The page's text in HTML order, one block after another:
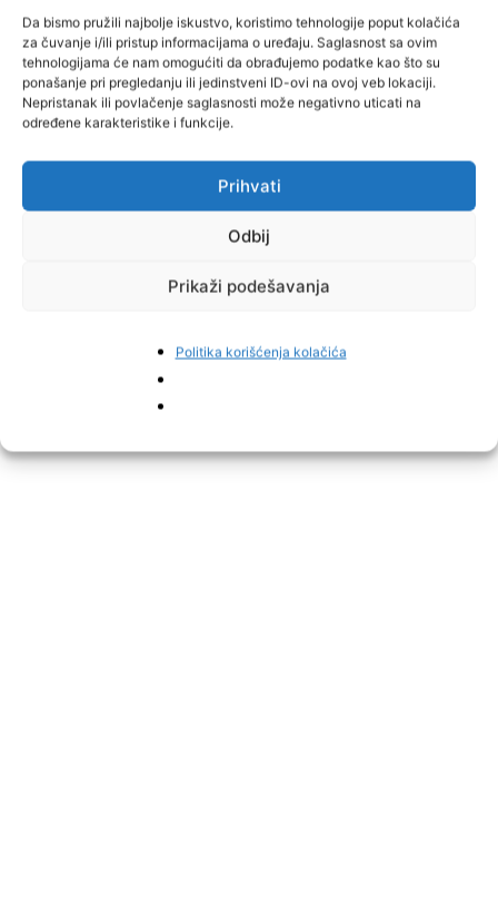
Da bismo pružili najbolje iskustvo, koristimo tehnologije poput kolačića
za čuvanje i/ili pristup informacijama o uređaju. Saglasnost sa ovim
tehnologijama će nam omogućiti da obrađujemo podatke kao što su
ponašanje pri pregledanju ili jedinstveni ID-ovi na ovoj veb lokaciji.
Nepristanak ili povlačenje saglasnosti može negativno uticati na
određene karakteristike i funkcije.
Prihvati
Odbij
Prikaži podešavanja
Politika korišćenja kolačića
postupka, kao i nužni izdaci optuženog i nagrade branioca padaju
na teret budžeta.
Poznat policiji
Nakon hapšenja u javnost se pojavila informacija da je Alen Talo
već godinama poznat policiji po brojnim krivičnim djelima.
On je i prije i poslije ovog slučaja, više puta hapšen zbog krađa i